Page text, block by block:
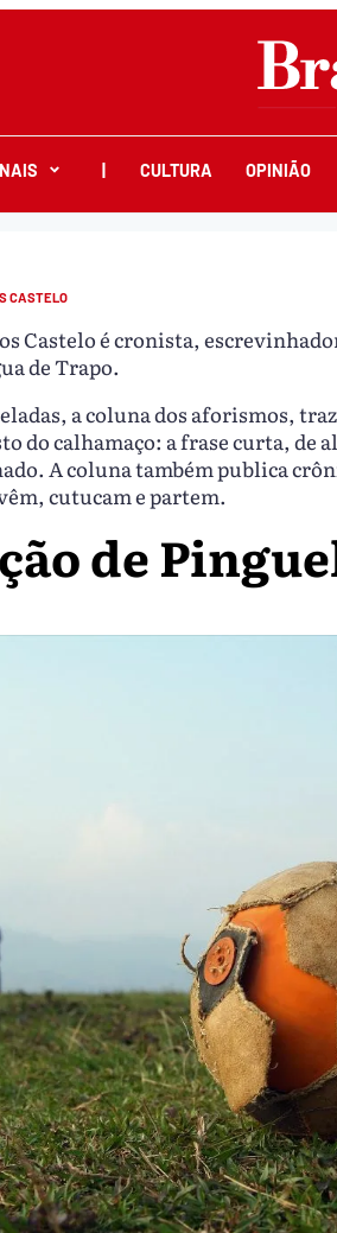
CULTURA OPINIÃO
CASTELO
Castelo é cronista,
de Trapo.
a coluna dos aforismos,
do calhamaço: a frase curta, de
A coluna também publica
cutucam e partem.
de